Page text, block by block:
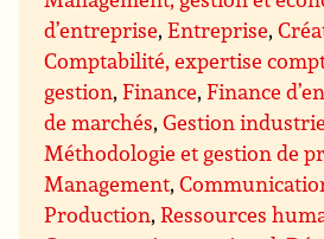
d’entreprise,Entreprise,
Comptabilité, expertise
gestion,Finance,Finance
de marchés,Gestion
Méthodologie et gestion de
Management,
Production,Ressources